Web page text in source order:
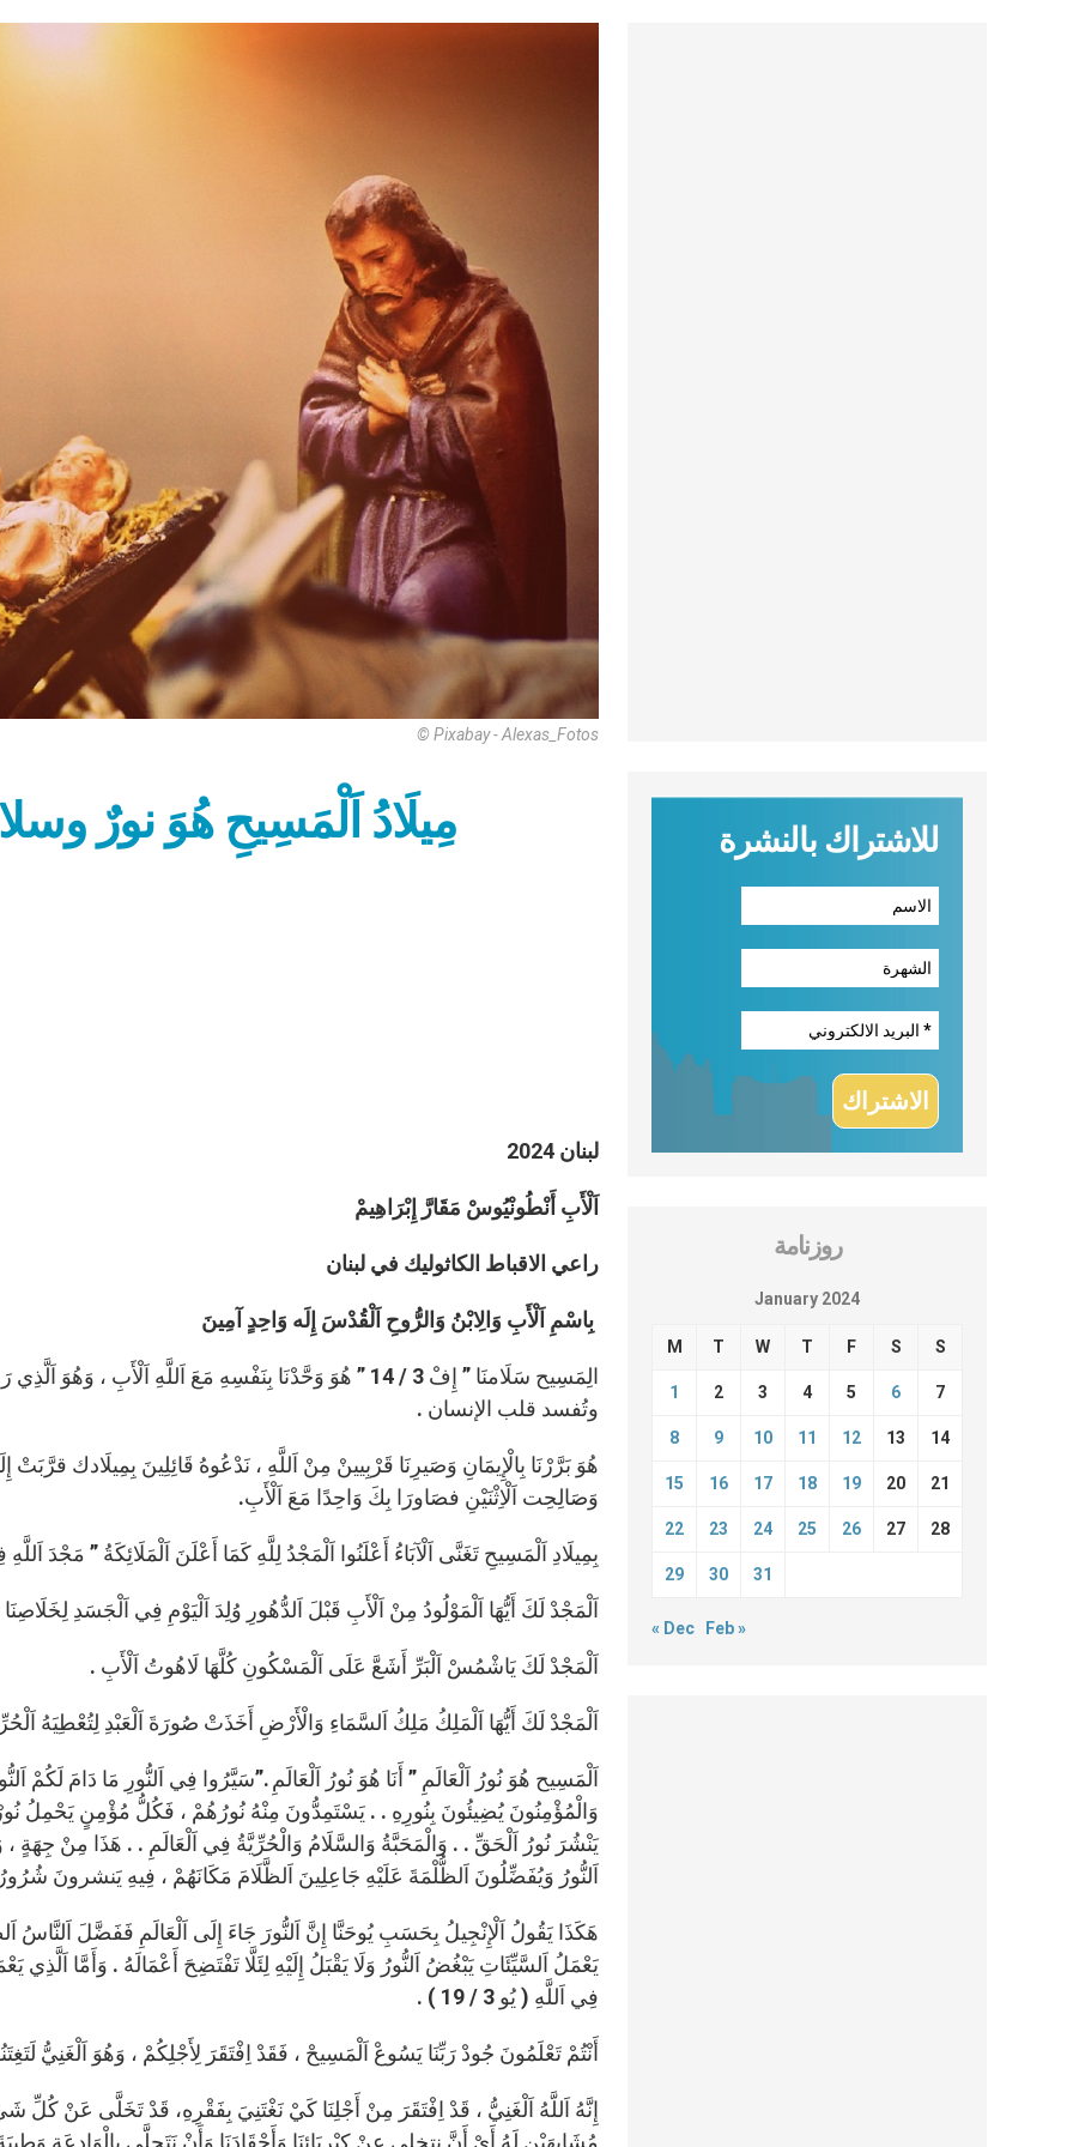
© Pixabay - Alexas_Fotos
مِيلَادُ اَلْمَسِيحِ هُوَ نورٌ
لبنان 2024
اَلْأَبِ أَنْطُونْيُوسْ مَقَارَّ إِبْرَاهِيمْ
راعي الاقباط الكاثوليك في لبنان
بِاسْمِ اَلْأَبِ وَالِابْنُ وَالرُّوحِ اَلْقُدْسَ إِلَه وَاحِدٍ آمِينَ
الِمَسِيح سَلَامنَا ” إِفْ 3 / 14 ” هُوَ وَحَّدْنَا بِنَفْسِهِ مَعَ اَللَّهِ
وتُفسد قلب الإنسان .
هُوَ بَرَّرْنَا بِالْإِيمَانِ وَصَيرِنَا قَرْبِيينْ مِنْ اَللَّهِ ، نَدْعُوهُ قَائِلِينَ بِمِيلَادك
وَصَالِحِت اَلْاِثْنَيْنِ فصَاورَا بِكَ وَاحِدًا مَعَ اَلْأَبِ.
بِمِيلَادِ اَلْمَسِيحِ تَغَنَّى اَلْآبَاءُ أَعْلَنُوا اَلْمَجْدُ لِلَّهِ كَمَا أَعْلَنَ اَلْمَلَائِكَةُ ” مَجْدَ
اَلْمَجْدْ لَكَ أَيُّهَا اَلْمَوْلُودُ مِنْ اَلْأَبِ قَبْلَ اَلدُّهُورِ وُلِدَ اَلْيَوْمِ فِي اَلْجَسَدِ لِخَلَاصِنَا
اَلْمَجْدْ لَكَ يَاشْمُسْ اَلْبَرِّ أَشَعَّ عَلَى اَلْمَسْكُونِ كُلَّهَا لَاهُوتُ اَلْأَبِ .
اَلْمَجْدْ لَكَ أَيُّهَا اَلْمَلِكُ مَلِكُ اَلسَّمَاءِ وَالْأَرْضِ أَخَذَتْ صُورَةَ اَلْعَبْدِ لِتُعْطِيَهُ
اَلْمَسِيح هُوَ نُورُ اَلْعَالَمِ ” أَنَا هُوَ نُورُ اَلْعَالَمِ .”سَيَّرُوا فِي اَلنُّورِ مَا دَامَ لَكُمْ
وَالْمُؤْمِنُونَ يُضِيئُونَ بِنُورِهِ . . يَسْتَمِدُّونَ مِنْهُ نُورُهُمْ ، فَكُلُّ مُؤْمِنٍ يَحْمِلُ
يَنْشُرَ نُورُ اَلْحَقِّ . . وَالْمَحَبَّةُ وَالسَّلَامُ وَالْحُرِّيَّةُ فِي اَلْعَالَمِ . . هَذَا مِنْ
اَلنُّورُ وَيُفَضِّلُونَ اَلظُّلْمَةَ عَلَيْهِ جَاعِلِينَ اَلظَّلَامَ مَكَانَهُمْ ، فِيهِ يَنشرونَ
هَكَذَا يَقُولُ اَلْإِنْجِيلُ بِحَسَبِ يُوحَنَّا إِنَّ اَلنُّورَ جَاءَ إِلَى اَلْعَالَمِ فَفَضَّلَ اَلنَّاسُ
يَعْمَلُ اَلسَّيِّئَاتِ يَبْغُضُ اَلنُّورُ وَلَا يَقْبَلُ إِلَيْهِ لِئَلَّا تَفْتَضِحَ أَعْمَالَهُ . وَأَمَّا
فِي اَللَّهِ ( يُو 3 / 19 ) .
أَنْتُمْ تَعْلَمُونَ جُودْ رَبِّنَا يَسُوعْ اَلْمَسِيحْ ، فَقَدْ اِفْتَقَرَ لِأَجْلِكُمْ ، وَهُوَ اَلْغَنِيُّ لَتَغِتَنُوا بِفَقْرِهِ
إِنَّهُ اَللَّهُ اَلْغَنِيُّ ، قَدْ اِفْتَقَرَ مِنْ أَجْلِنَا كَيْ نَغْتَنِيَ بِفَقْرِهِ، قَدْ تَخَلَّى عَنْ كُلِّ
للاشتراك بالنشرة
روزنامة
January 2024
M T W T F S S
1 2 3 4 5 6 7
8 9 10 11 12 13 14
15 16 17 18 19 20 21
22 23 24 25 26 27 28
29 30 31
« Dec Feb »